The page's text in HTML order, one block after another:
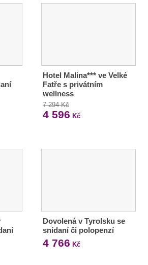
Hotel Malina*** ve Velké
Fatře s privátním
wellness
7 294 Kč
4 596 Kč
Dovolená v Tyrolsku se
snídaní či polopenzí
4 766 Kč